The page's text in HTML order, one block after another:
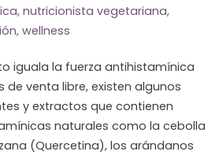
, nutricionista vegetariana,
, wellness
iguala la fuerza antihistamínica
venta libre, existen algunos
y extractos que contienen
naturales como la cebolla
(Quercetina), los arándanos